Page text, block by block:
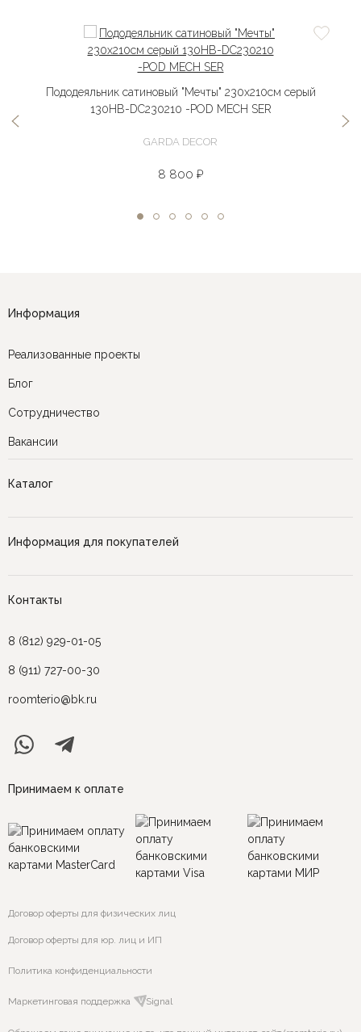
Пододеяльник сатиновый "Мечты" 230х210см серый
130HB-DC230210 -POD MECH SER
GARDA DECOR
8 800 ₽
Информация
Реализованные проекты
Блог
Сотрудничество
Вакансии
Каталог
Информация для покупателей
Контакты
8 (812) 929-01-05
8 (911) 727-00-30
roomterio@bk.ru
Принимаем к оплате
Договор оферты для физических лиц
Договор оферты для юр. лиц и ИП
Политика конфиденциальности
Маркетинговая поддержка VSignal